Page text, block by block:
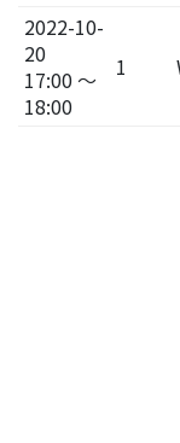
2022-10-
20
17:00 ～
18:00
1